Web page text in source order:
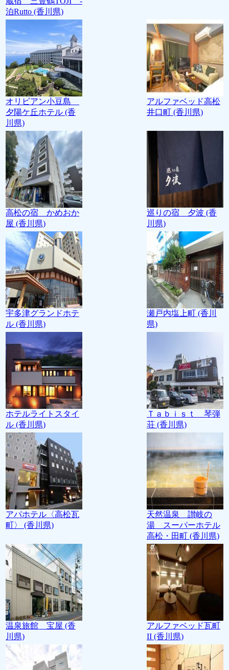
泊Rutto (香川県)
オリビアン小豆島
夕陽ケ丘ホテル (香
川県)
アルファベッド高松
井口町 (香川県)
高松の宿 かめおか
屋 (香川県)
巡りの宿 夕波 (香
川県)
宇多津グランドホテ
ル (香川県)
瀬戸内塩上町 (香川
県)
ホテルライトスタイ
ル (香川県)
Ｔａｂｉｓｔ 琴弾
荘 (香川県)
アパホテル〈高松瓦
町〉 (香川県)
天然温泉 讃岐の
湯 スーパーホテル
高松・田町 (香川県)
温泉旅館 宝屋 (香
川県)
アルファベッド瓦町
II (香川県)